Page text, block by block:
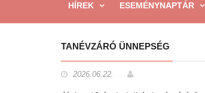
HÍREK ESEMÉNYNAPTÁR
TANÉVZÁRÓ ÜNNEPSÉG
2026.06.22.